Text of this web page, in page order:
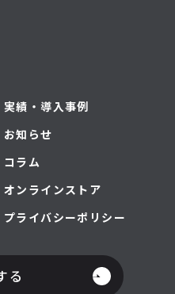
実績・導入事例
お知らせ
コラム
オンラインストア
プライバシーポリシー
る